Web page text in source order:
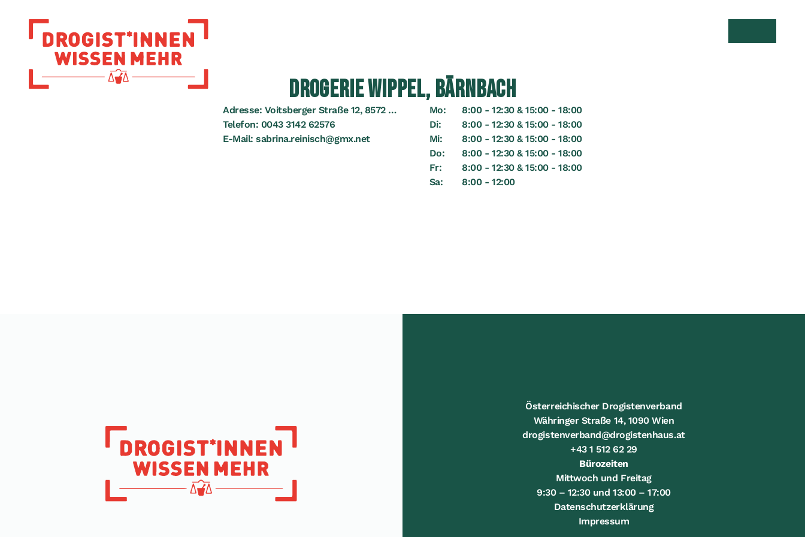
Zur Startseite
DROGERIE WIPPEL, BÄRNBACH
Adresse: Voitsberger Straße 12, 8572 Bärnbach
Telefon: 0043 3142 62576
E-Mail:sabrina.reinisch@gmx.net
Mo:
8:00 - 12:30 & 15:00 - 18:00
Di:
8:00 - 12:30 & 15:00 - 18:00
Mi:
8:00 - 12:30 & 15:00 - 18:00
Do:
8:00 - 12:30 & 15:00 - 18:00
Fr:
8:00 - 12:30 & 15:00 - 18:00
Sa:
8:00 - 12:00
Österreichischer Drogistenverband
Währinger Straße 14, 1090 Wien
drogistenverband@drogistenhaus.at
+43 1 512 62 29
Bürozeiten
Mittwoch und Freitag
9:30 – 12:30 und 13:00 – 17:00
Datenschutzerklärung
Impressum